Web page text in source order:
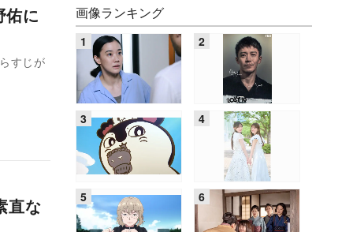
に
すじが
直な
画像ランキング